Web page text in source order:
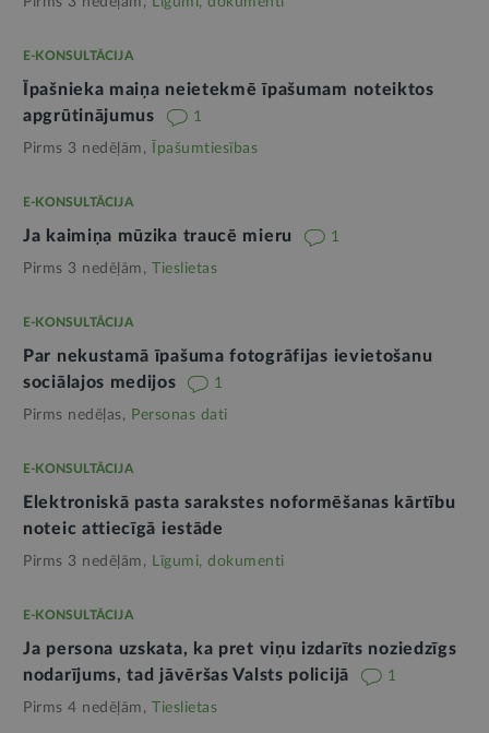
E-KONSULTĀCIJA
Īpašnieka maiņa neietekmē īpašumam noteiktos
apgrūtinājumus
1
Pirms 3 nedēļām, Īpašumtiesības
E-KONSULTĀCIJA
Ja kaimiņa mūzika traucē mieru 1
Pirms 3 nedēļām, Tieslietas
E-KONSULTĀCIJA
Par nekustamā īpašuma fotogrāfijas ievietošanu
sociālajos medijos
1
Pirms nedēļas, Personas dati
E-KONSULTĀCIJA
Elektroniskā pasta sarakstes noformēšanas kārtību
noteic attiecīgā iestāde
Pirms 3 nedēļām, Līgumi, dokumenti
E-KONSULTĀCIJA
Ja persona uzskata, ka pret viņu izdarīts noziedzīgs
nodarījums, tad jāvēršas Valsts policijā
1
Pirms 4 nedēļām, Tieslietas